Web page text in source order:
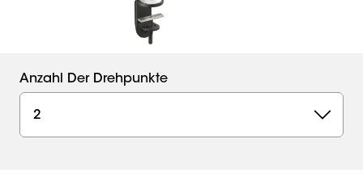
Anzahl Der Drehpunkte
2